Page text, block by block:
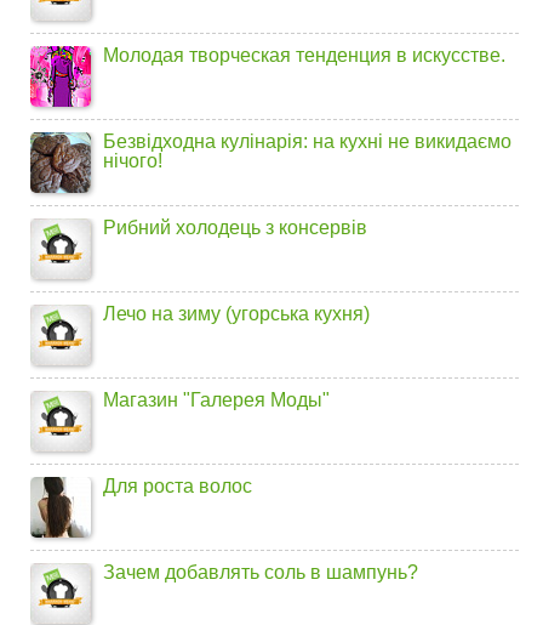
Молодая творческая тенденция в искусстве.
Безвідходна кулінарія: на кухні не викидаємо
нічого!
Рибний холодець з консервів
Лечо на зиму (угорська кухня)
Магазин "Галерея Моды"
Для роста волос
Зачем добавлять соль в шампунь?